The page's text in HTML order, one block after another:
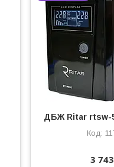
ДБЖ Ritar rtsw-
3